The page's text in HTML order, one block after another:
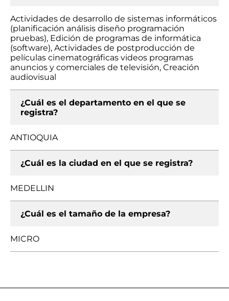
Actividades de desarrollo de sistemas informáticos
(planificación análisis diseño programación
pruebas), Edición de programas de informática
(software), Actividades de postproducción de
películas cinematográficas videos programas
anuncios y comerciales de televisión, Creación
audiovisual
¿Cuál es el departamento en el que se
registra?
ANTIOQUIA
¿Cuál es la ciudad en el que se registra?
MEDELLIN
¿Cuál es el tamaño de la empresa?
MICRO